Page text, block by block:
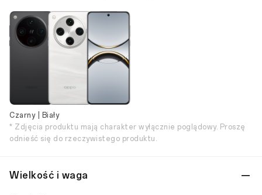
Czarny | Biały
* Zdjęcia produktu mają charakter wyłącznie poglądowy. Proszę
odnieść się do rzeczywistego produktu.
Wielkość i waga